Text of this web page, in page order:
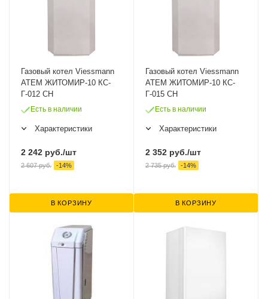
Газовый котел Viessmann
ATEM ЖИТОМИР-10 КС-
Г-012 СН
Есть в наличии
Характеристики
2 242 руб./шт
2 607руб. -14%
В КОРЗИНУ
Газовый котел Viessmann
ATEM ЖИТОМИР-10 КС-
Г-015 СН
Есть в наличии
Характеристики
2 352 руб./шт
2 735руб. -14%
В КОРЗИНУ